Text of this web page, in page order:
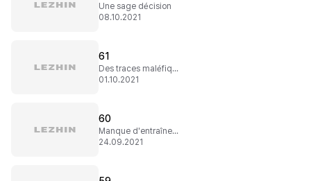
Une sage décision
08.10.2021
61
Des traces maléfiques
01.10.2021
60
Manque d'entraînement
24.09.2021